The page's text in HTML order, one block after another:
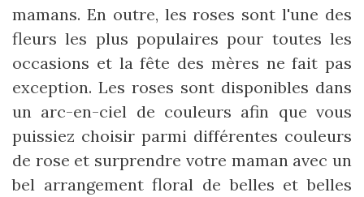
mamans. En outre, les roses sont l'une des
fleurs les plus populaires pour toutes les
occasions et la fête des mères ne fait pas
exception. Les roses sont disponibles dans
un arc-en-ciel de couleurs afin que vous
puissiez choisir parmi différentes couleurs
de rose et surprendre votre maman avec un
bel arrangement floral de belles et belles